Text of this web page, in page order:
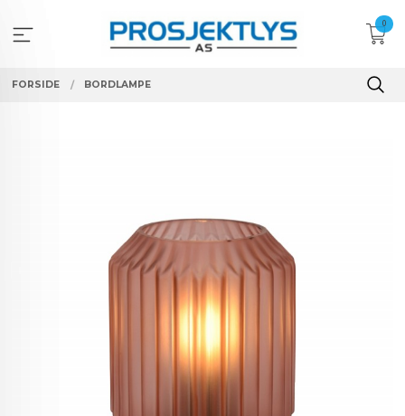
innholdet
0
FORSIDE BORDLAMPE